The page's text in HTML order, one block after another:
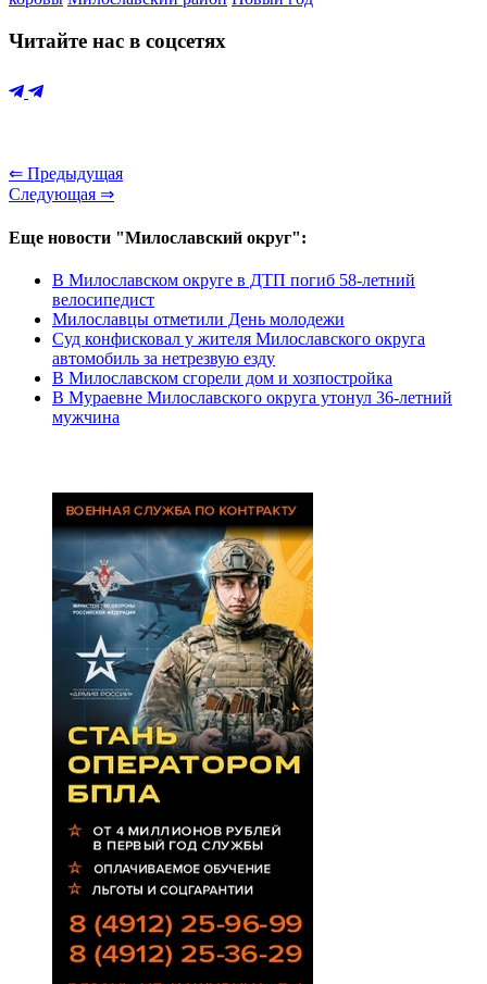
Читайте нас в соцсетях
⇐ Предыдущая
Следующая ⇒
Еще новости "Милославский округ":
В Милославском округе в ДТП погиб 58-летний
велосипедист
Милославцы отметили День молодежи
Суд конфисковал у жителя Милославского округа
автомобиль за нетрезвую езду
В Милославском сгорели дом и хозпостройка
В Мураевне Милославского округа утонул 36-летний
мужчина